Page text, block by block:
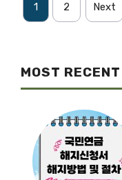
1 2 Next
MOST RECENT